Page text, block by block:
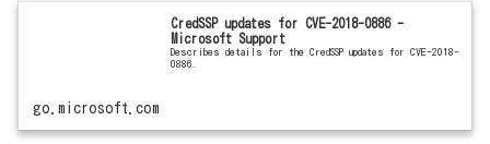
CredSSP updates for CVE-2018-0886 -
Microsoft Support
Describes details for the CredSSP updates for CVE-2018-
0886.
go.microsoft.com